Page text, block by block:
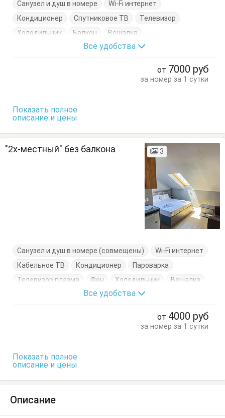
Санузел и душ в номере
Wi-Fi интернет
Кондиционер
Спутниковое ТВ
Телевизор
Холодильник
Балкон
Вешалка
Журнальный столик
Кресло
Кровать двуспальная
Шкаф
Все удобства
от 7000 руб
за номер за 1 сутки
Показать полное
описание и цены
"2х-местный" без балкона 3
Санузел и душ в номере (совмещены)
Wi-Fi интернет
Кабельное ТВ
Кондиционер
Пароварка
Телевизор плазма
Фен Холодильник
Вешалка
Журнальный столик
Кресло-кровать
Все удобства
от 4000 руб
за номер за 1 сутки
Показать полное
описание и цены
Описание